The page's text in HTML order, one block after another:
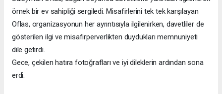
örnek bir ev sahipliği sergiledi. Misafirlerini tek tek karşılayan
Oflas, organizasyonun her ayrıntısıyla ilgilenirken, davetliler de
gösterilen ilgi ve misafirperverlikten duydukları memnuniyeti
dile getirdi.
Gece, çekilen hatıra fotoğrafları ve iyi dileklerin ardından sona
erdi.